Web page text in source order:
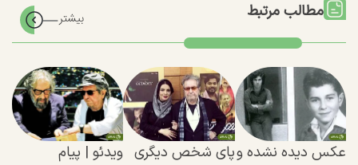
مطالب مرتبط
عکس دیده نشده وپای شخص دیگری ویدئو | پیام